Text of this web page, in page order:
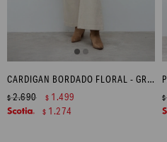
CARDIGAN BORDADO FLORAL - GRIS MELANGE
$2.690 $ 1.499
$ 1.274
$